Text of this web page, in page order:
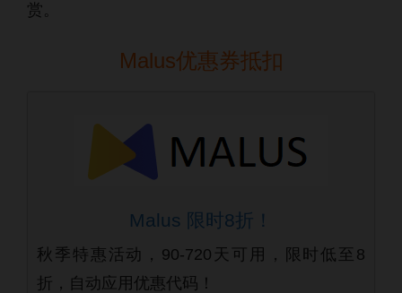
赏。
Malus优惠券抵扣
Malus 限时8折！
秋季特惠活动，90-720天可用，限时低至8
折，自动应用优惠代码！